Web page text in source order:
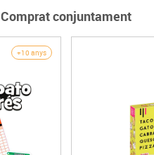
Comprat conjuntament
+10 anys